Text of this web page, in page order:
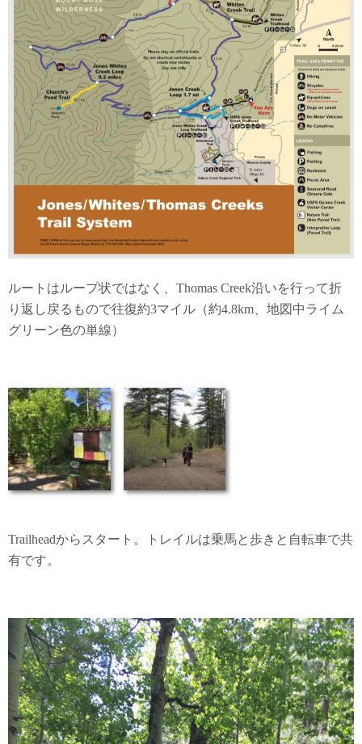
ルートはループ状ではなく、Thomas Creek沿いを行って折
り返し戻るもので往復約3マイル（約4.8km、地図中ライム
グリーン色の単線）
Trailheadからスタート。トレイルは乗馬と歩きと自転車で共
有です。